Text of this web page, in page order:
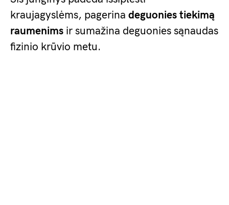
kraujagyslėms, pagerina deguonies tiekimą
raumenims ir sumažina deguonies sąnaudas
fizinio krūvio metu.